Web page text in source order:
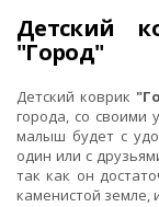
Детский
"Город"
Детский коврик
города, со своими
малыш будет с
один или с
так как он
каменистой земле,